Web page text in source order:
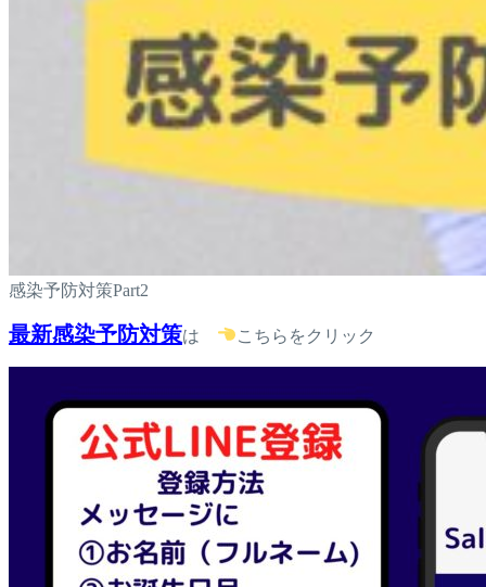
感染予防対策Part2
最新感染予防対策は こちらをクリック